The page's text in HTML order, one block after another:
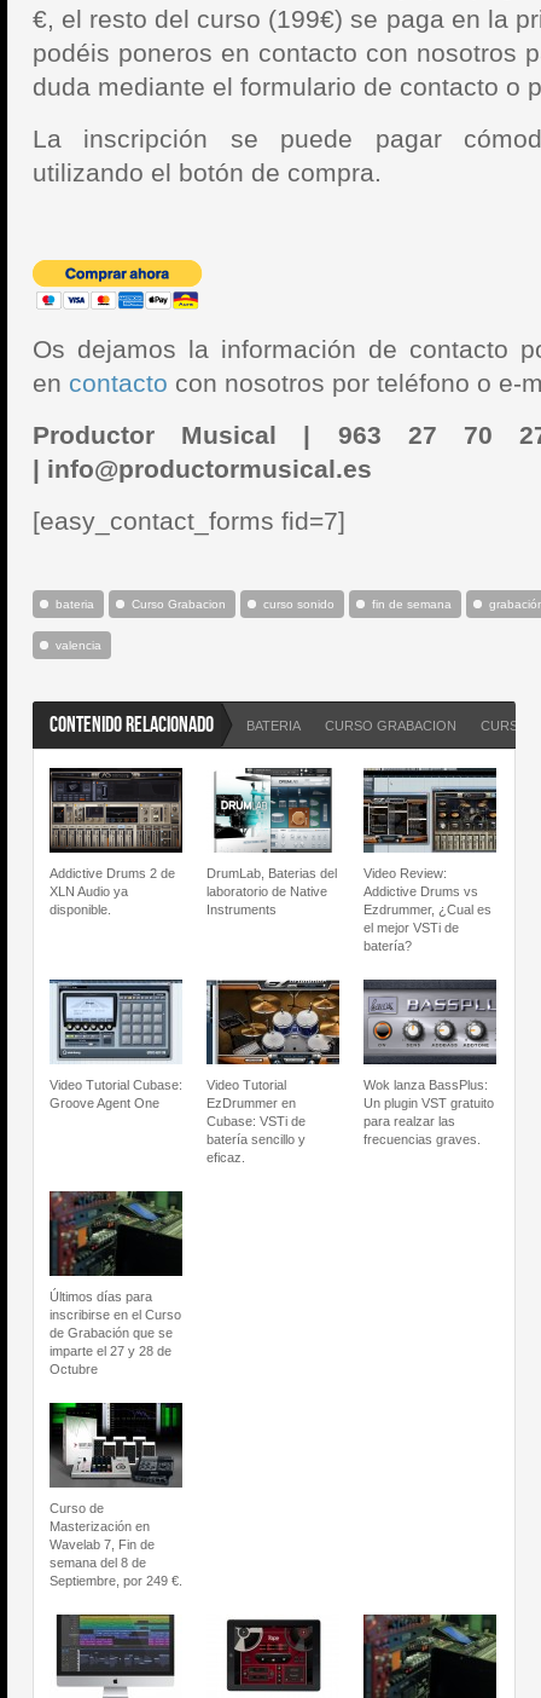
€, el resto del curso (199€) se paga en la
podéis poneros en contacto con nosotros
duda mediante el formulario de contacto o
La inscripción se puede pagar
utilizando el botón de compra.
Os dejamos la información de contacto
en contacto con nosotros por teléfono o e-
Productor Musical | 963 27 70
| info@productormusical.es
[easy_contact_forms fid=7]
bateria Curso Grabacion curso sonido fin de semana
valencia
CONTENIDO RELACIONADO BATERIA CURSO GRABACION CURSO
Addictive Drums 2 de
XLN Audio ya
disponible.
DrumLab, Baterias del
laboratorio de Native
Instruments
Video Review:
Addictive Drums vs
Ezdrummer, ¿Cual es
el mejor VSTi de
batería?
Video Tutorial Cubase:
Groove Agent One
Video Tutorial
EzDrummer en
Cubase: VSTi de
batería sencillo y
eficaz.
Wok lanza BassPlus:
Un plugin VST gratuito
para realzar las
frecuencias graves.
Últimos días para
inscribirse en el Curso
de Grabación que se
imparte el 27 y 28 de
Octubre
Curso de
Masterización en
Wavelab 7, Fin de
semana del 8 de
Septiembre, por 249 €.